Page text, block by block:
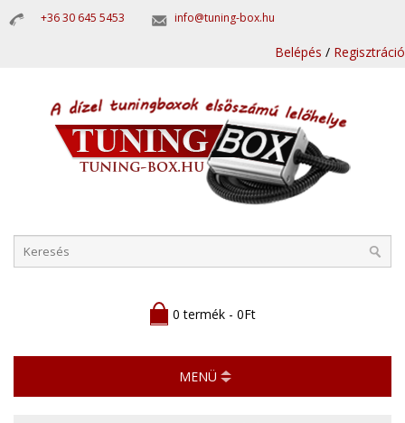
+36 30 645 5453 info@tuning-box.hu
Belépés / Regisztráció
0 termék - 0Ft
MENÜ